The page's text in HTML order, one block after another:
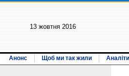
13 жовтня 2016
Анонс Щоб ми так жили